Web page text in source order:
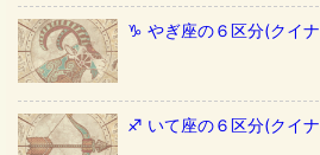
♑️ やぎ座の６区分(クイ
♐️ いて座の６区分(クイ